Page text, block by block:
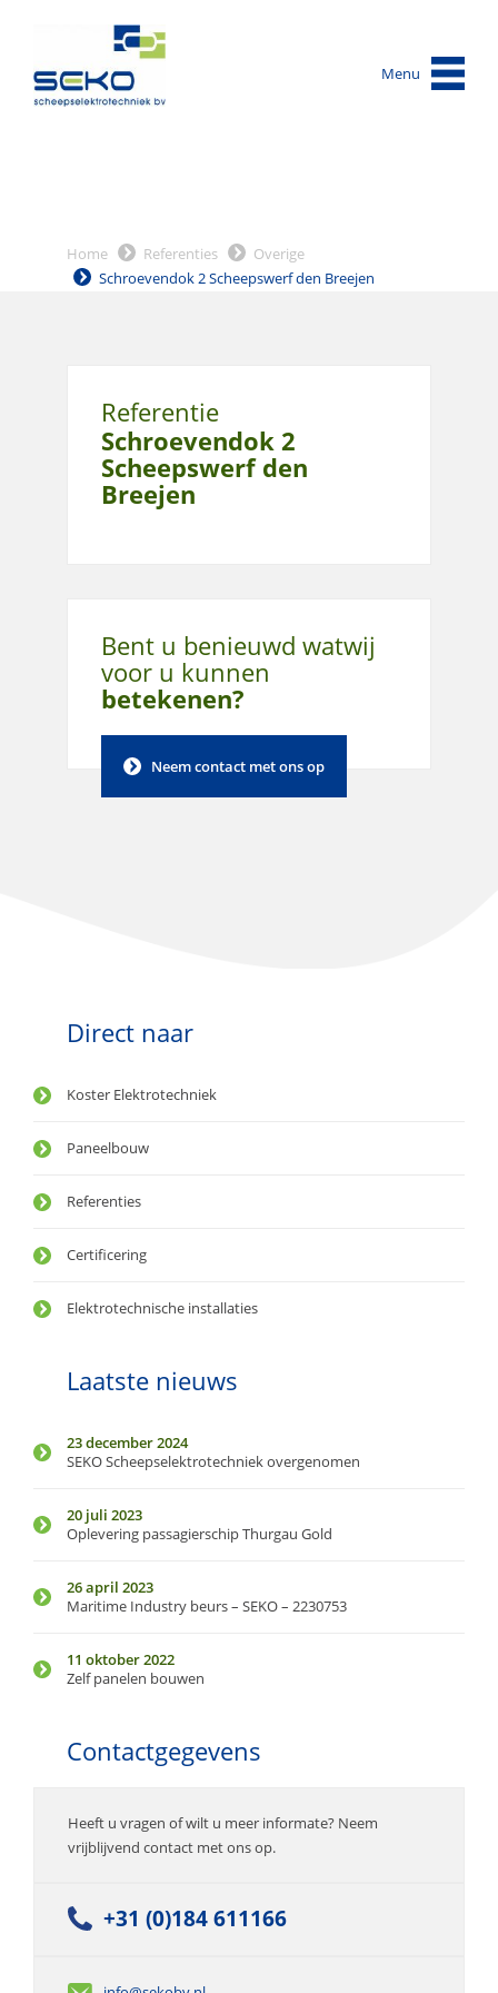
Menu
Home Referenties
Overige
Schroevendok 2 Scheepswerf den Breejen
Referentie
Schroevendok 2
Scheepswerf den
Breejen
Bent u benieuwd watwij
voor u kunnen
betekenen?
Neem contact met ons op
Direct naar
Koster Elektrotechniek
Paneelbouw
Referenties
Certificering
Elektrotechnische installaties
Laatste nieuws
23 december 2024
SEKO Scheepselektrotechniek overgenomen
20 juli 2023
Oplevering passagierschip Thurgau Gold
26 april 2023
Maritime Industry beurs – SEKO – 2230753
11 oktober 2022
Zelf panelen bouwen
Contactgegevens
Heeft u vragen of wilt u meer informate? Neem
vrijblijvend contact met ons op.
+31 (0)184 611166